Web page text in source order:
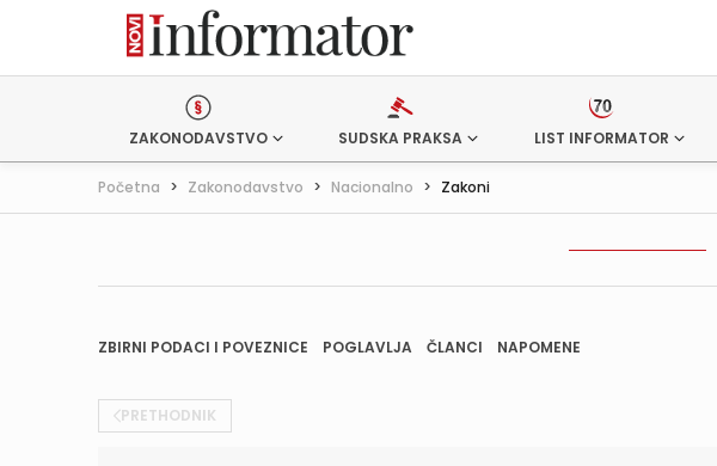
ZAKONODAVSTVO SUDSKA PRAKSA LIST INFORMATOR
Početna > Zakonodavstvo > Nacionalno > Zakoni
ZBIRNI PODACI I POVEZNICE POGLAVLJA ČLANCI NAPOMENE
PRETHODNIK